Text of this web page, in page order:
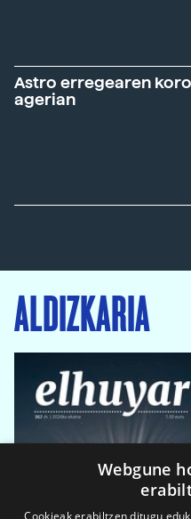
Astro erregearen
agerian
ALDIZKARIA
Webgune
Cookieak erabiltzen ditugu